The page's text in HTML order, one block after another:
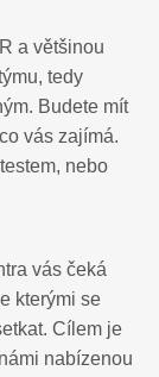
a většinou
tedy
Budete mít
vás zajímá.
nebo
vás čeká
kterými se
. Cílem je
nabízenou